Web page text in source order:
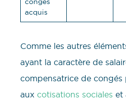
acquis
Comme les autres
ayant la caractère de
compensatrice de congés
aux cotisations sociales et